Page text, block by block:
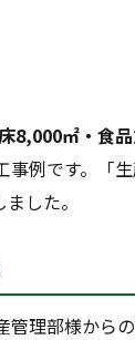
8,000㎡・食
事例です。「
した。
管理部様から